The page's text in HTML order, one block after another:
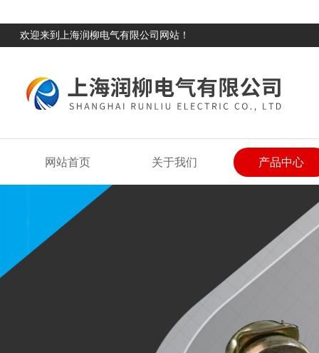
欢迎来到上海润柳电气有限公司网站！
网站首页 关于我们 产品中心